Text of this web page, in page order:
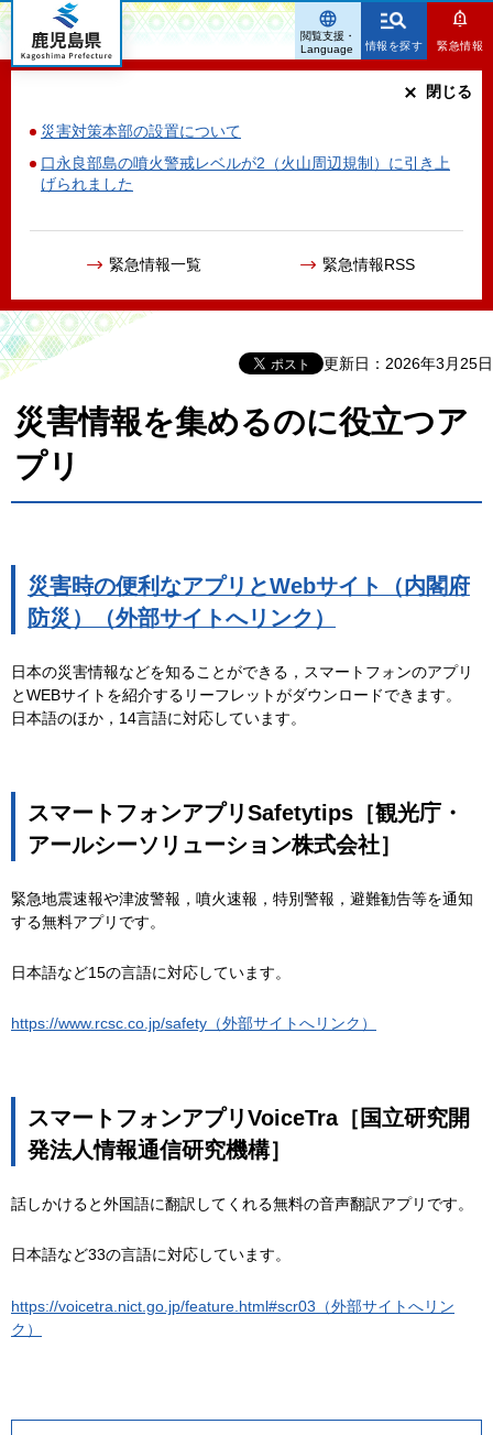
鹿児島県
情報を探す 緊急情報
災害対策本部の設置について
口永良部島の噴火警戒レベルが2（火山周辺規制）に引き上
げられました
緊急情報一覧 緊急情報RSS
閉じる
閲覧支援・
Language
更新日：2026年3月25日
災害情報を集めるのに役立つア
プリ
災害時の便利なアプリとWebサイト（内閣府
防災）（外部サイトへリンク）
日本の災害情報などを知ることができる，スマートフォンのアプリ
とWEBサイトを紹介するリーフレットがダウンロードできます。
日本語のほか，14言語に対応しています。
スマートフォンアプリSafetytips［観光庁・
アールシーソリューション株式会社］
緊急地震速報や津波警報，噴火速報，特別警報，避難勧告等を通知
する無料アプリです。
日本語など15の言語に対応しています。
https://www.rcsc.co.jp/safety（外部サイトへリンク）
スマートフォンアプリVoiceTra［国立研究開
発法人情報通信研究機構］
話しかけると外国語に翻訳してくれる無料の音声翻訳アプリです。
日本語など33の言語に対応しています。
https://voicetra.nict.go.jp/feature.html#scr03（外部サイトへリン
ク）